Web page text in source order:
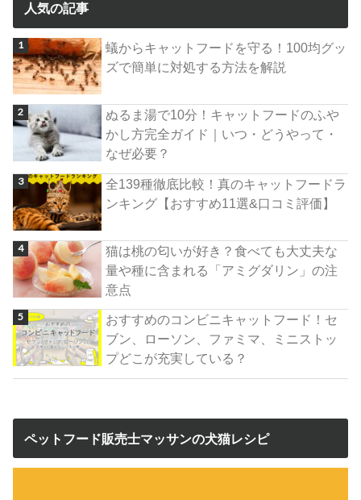
人気の記事
蟻からキャットフードを守る！100均グッ
ズで簡単に対処する方法を解説
ぬるま湯で10分！キャットフードのふや
かし方完全ガイド｜いつ・どうやって・
なぜ必要？
全139種徹底比較！真のキャットフードラ
ンキング【おすすめ11選&口コミ評価】
猫は桃の匂いが好き？食べても大丈夫な
量や種に含まれる「アミグダリン」の注
意点
おすすめのコンビニキャットフード！セ
ブン、ローソン、ファミマ、ミニストッ
プどこが充実している？
ペットフード販売士マッサンの犬猫レシピ